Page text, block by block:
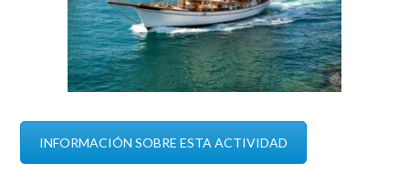
INFORMACIÓN SOBRE ESTA ACTIVIDAD